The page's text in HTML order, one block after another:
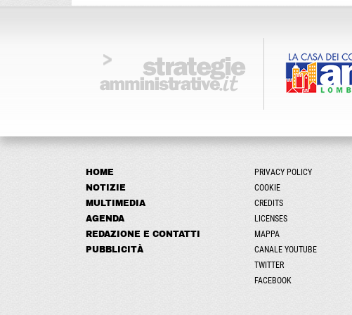
HOME
NOTIZIE
MULTIMEDIA
AGENDA
REDAZIONE E CONTATTI
PUBBLICITÀ
PRIVACY POLICY
COOKIE
CREDITS
LICENSES
MAPPA
CANALE YOUTUBE
TWITTER
FACEBOOK